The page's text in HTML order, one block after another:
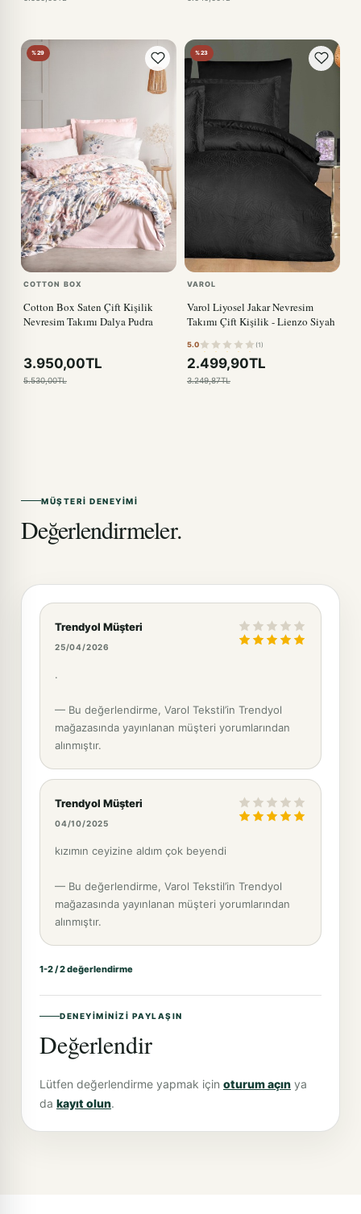
%29
COTTON BOX
Cotton Box Saten Çift Kişilik
Nevresim Takımı Dalya Pudra
3.950,00TL
5.530,00TL
%23
VAROL
Varol Liyosel Jakar Nevresim
Takımı Çift Kişilik - Lienzo Siyah
5.0 (1)
2.499,90TL
3.249,87TL
MÜŞTERI DENEYIMI
Değerlendirmeler.
Trendyol Müşteri
25/04/2026
.
— Bu değerlendirme, Varol Tekstil’in Trendyol
mağazasında yayınlanan müşteri yorumlarından
alınmıştır.
Trendyol Müşteri
04/10/2025
kızımın ceyizine aldım çok beyendi
— Bu değerlendirme, Varol Tekstil’in Trendyol
mağazasında yayınlanan müşteri yorumlarından
alınmıştır.
1-2 / 2 değerlendirme
DENEYIMINIZI PAYLAŞIN
Değerlendir
Lütfen değerlendirme yapmak için oturum açın ya
da kayıt olun.